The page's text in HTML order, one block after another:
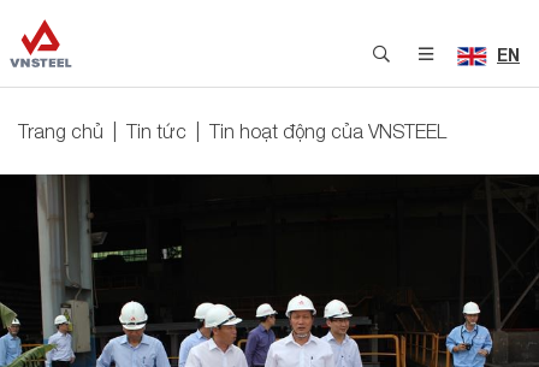
EN
Trang chủ Tin tức Tin hoạt động của VNSTEEL